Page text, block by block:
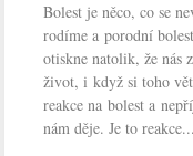
Bolest je něco, co se
rodíme a porodní
otiskne natolik, že nás
život, i když si toho
reakce na bolest a
nám děje. Je to reakce...